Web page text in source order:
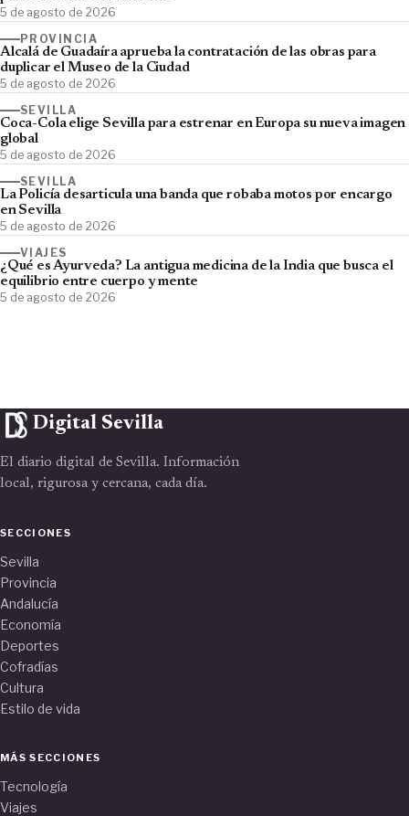
5 de agosto de 2026
PROVINCIA
Alcalá de Guadaíra aprueba la contratación de las obras para
duplicar el Museo de la Ciudad
5 de agosto de 2026
SEVILLA
Coca-Cola elige Sevilla para estrenar en Europa su nueva imagen
global
5 de agosto de 2026
SEVILLA
La Policía desarticula una banda que robaba motos por encargo
en Sevilla
5 de agosto de 2026
VIAJES
¿Qué es Ayurveda? La antigua medicina de la India que busca el
equilibrio entre cuerpo y mente
5 de agosto de 2026
Digital Sevilla
El diario digital de Sevilla. Información
local, rigurosa y cercana, cada día.
SECCIONES
Sevilla
Provincia
Andalucía
Economía
Deportes
Cofradías
Cultura
Estilo de vida
MÁS SECCIONES
Tecnología
Viajes